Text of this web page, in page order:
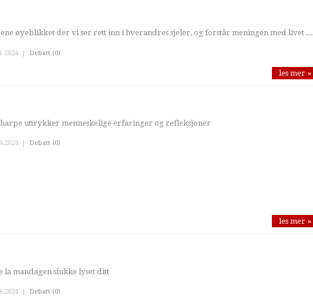
ene øyeblikket der vi ser rett inn i hverandres sjeler, og forstår meningen med livet ...
| Debatt (0)
les mer »
uttrykker menneskelige erfaringer og refleksjoner
Debatt (0)
les mer »
la mandagen slukke lyset ditt
| Debatt (0)